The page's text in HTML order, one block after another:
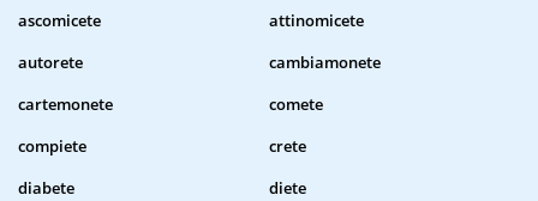
ascomicete
attinomicete
autorete
cambiamonete
cartemonete
comete
compiete
crete
diabete
diete